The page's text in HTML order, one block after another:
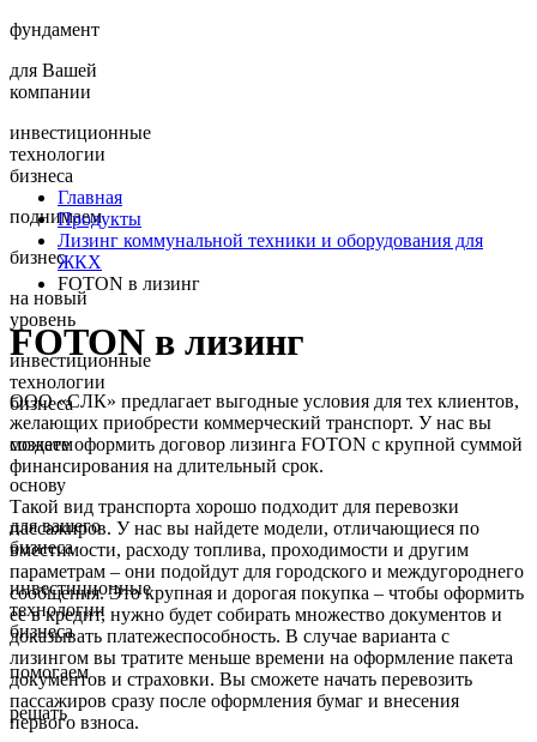
фундамент
для Вашей
компании
инвестиционные
технологии
бизнеса
поднимаем
бизнес
на новый
уровень
инвестиционные
технологии
бизнеса
создаем
основу
для вашего
бизнеса
инвестиционные
технологии
бизнеса
помогаем
решать
Главная
Продукты
Лизинг коммунальной техники и оборудования для
ЖКХ
FOTON в лизинг
FOTON в лизинг
ООО «СЛК» предлагает выгодные условия для тех клиентов,
желающих приобрести коммерческий транспорт. У нас вы
можете оформить договор лизинга FOTON с крупной суммой
финансирования на длительный срок.
Такой вид транспорта хорошо подходит для перевозки
пассажиров. У нас вы найдете модели, отличающиеся по
вместимости, расходу топлива, проходимости и другим
параметрам – они подойдут для городского и междугороднего
сообщения. Это крупная и дорогая покупка – чтобы оформить
ее в кредит, нужно будет собирать множество документов и
доказывать платежеспособность. В случае варианта с
лизингом вы тратите меньше времени на оформление пакета
документов и страховки. Вы сможете начать перевозить
пассажиров сразу после оформления бумаг и внесения
первого взноса.